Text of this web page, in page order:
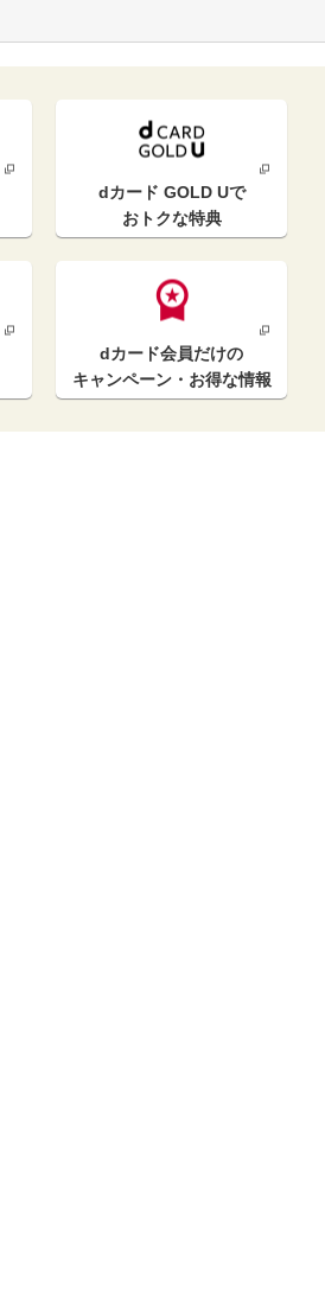
dカード GOLD Uで
おトクな特典
dカード会員だけの
キャンペーン・お得な情報